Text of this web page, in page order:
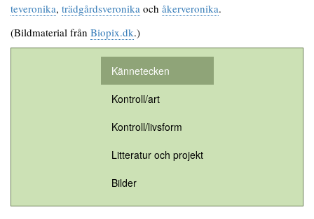
teveronika, trädgårdsveronika och åkerveronika.
(Bildmaterial från Biopix.dk.)
Kännetecken
Kontroll/art
Kontroll/livsform
Litteratur och projekt
Bilder